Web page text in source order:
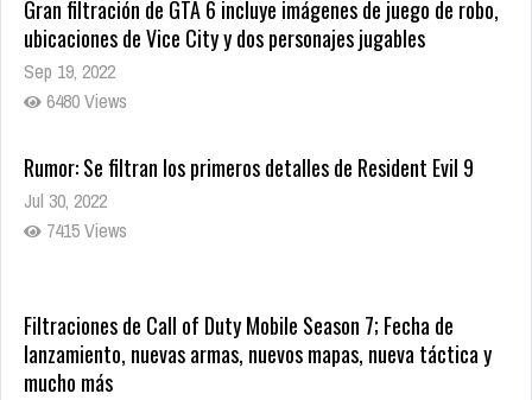
Gran filtración de GTA 6 incluye imágenes de juego de robo,
ubicaciones de Vice City y dos personajes jugables
Sep 19, 2022
6480 Views
Rumor: Se filtran los primeros detalles de Resident Evil 9
Jul 30, 2022
7415 Views
Filtraciones de Call of Duty Mobile Season 7; Fecha de
lanzamiento, nuevas armas, nuevos mapas, nueva táctica y
mucho más